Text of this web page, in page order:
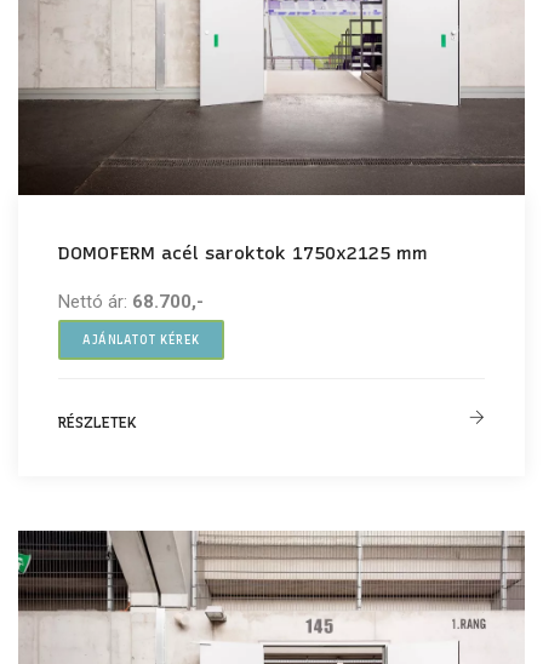
DOMOFERM acél saroktok 1750x2125 mm
Nettó ár: 68.700,-
AJÁNLATOT KÉREK
RÉSZLETEK